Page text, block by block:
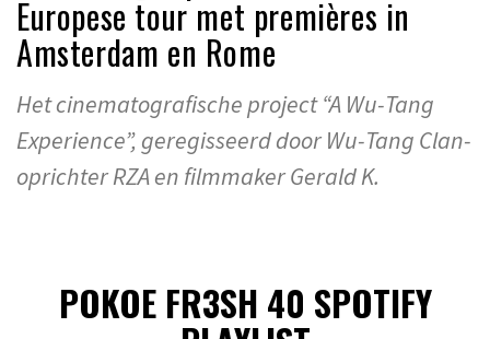
Europese tour met premières in
Amsterdam en Rome
Het cinematografische project “A Wu-Tang
Experience”, geregisseerd door Wu-Tang Clan-
oprichter RZA en filmmaker Gerald K.
POKOE FR3SH 40 SPOTIFY